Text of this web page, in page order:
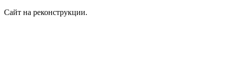
Сайт на реконструкции.